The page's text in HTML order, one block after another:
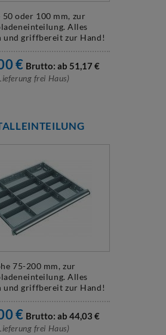
50 oder 100 mm, zur
Alles
und griffbereit zur Hand!
€ Brutto: ab 51,17€
frei Haus)
75-200 mm, zur
Alles
und griffbereit zur Hand!
€ Brutto: ab 44,03 €
frei Haus)